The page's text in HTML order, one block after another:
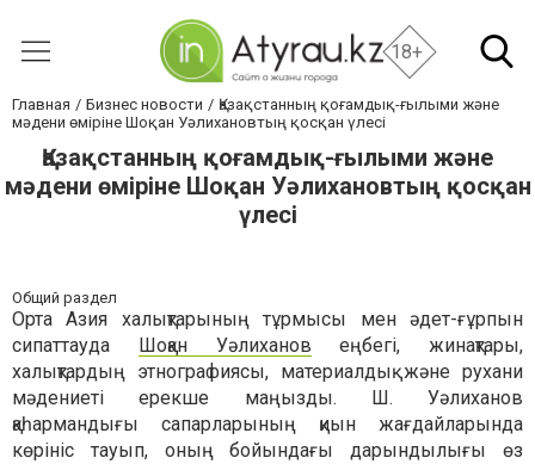
18+
Главная Бизнес новости
Қазақстанның қоғамдық-ғылыми және
мәдени өміріне Шоқан Уәлихановтың қосқан үлесі
Қазақстанның қоғамдық-ғылыми және
мәдени өміріне Шоқан Уәлихановтың қосқан
үлесі
Общий раздел
Орта Азия халықтарының тұрмысы мен әдет-ғұрпын
сипаттауда Шоқан Уәлиханов еңбегі, жинақтары,
халықтардың этнографиясы, материалдық және рухани
мәдениеті ерекше маңызды. Ш. Уәлиханов
қаһармандығы сапарларының қиын жағдайларында
көрініс тауып, оның бойындағы дарындылығы өз